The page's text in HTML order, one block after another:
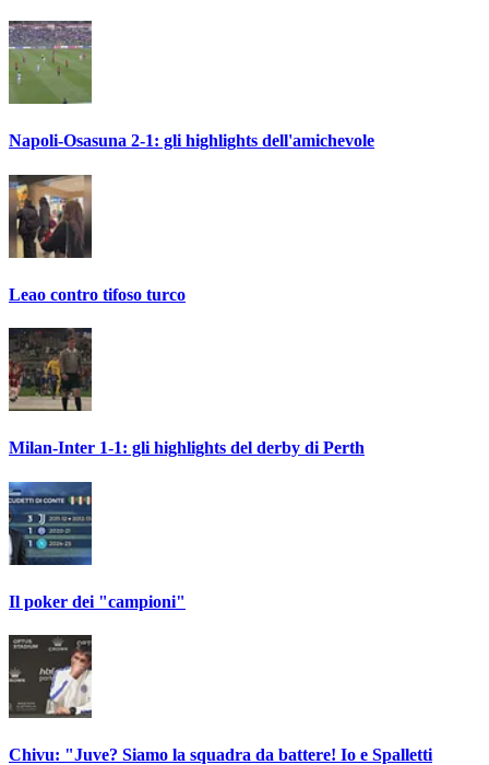
Napoli-Osasuna 2-1: gli highlights dell'amichevole
Leao contro tifoso turco
Milan-Inter 1-1: gli highlights del derby di Perth
Il poker dei "campioni"
Chivu: "Juve? Siamo la squadra da battere! Io e Spalletti